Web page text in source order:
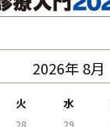
2026年 8月
火 水
28 29